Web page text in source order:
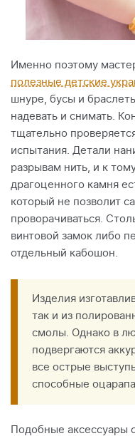
Именно поэтому
полезные детские
шнуре, бусы и
надевать и снимать.
тщательно
испытания. Детали
разрывам нить, и к
драгоценного камня
который не позволит
проворачиваться.
винтовой замок либо
отдельный кабошон.
Изделия
так и из
смолы. Однако в
подвергаются
все острые
способные
Подобные аксессуары